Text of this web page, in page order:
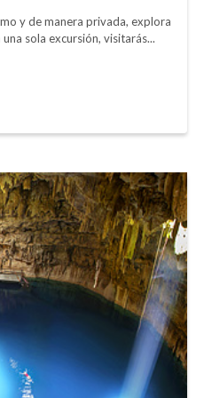
y de manera privada, explora
sola excursión, visitarás...